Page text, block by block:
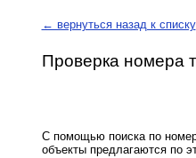
← вернуться назад к списку
Проверка номера
С помощью поиска по
объекты предлагаются по